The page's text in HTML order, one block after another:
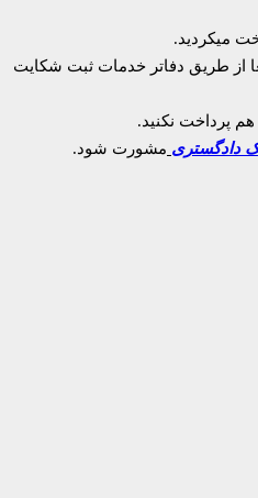
میکردید.
از طریق دفاتر خدمات ثبت شکایت
پرداخت نکنید.
دادگستری مشورت شود.